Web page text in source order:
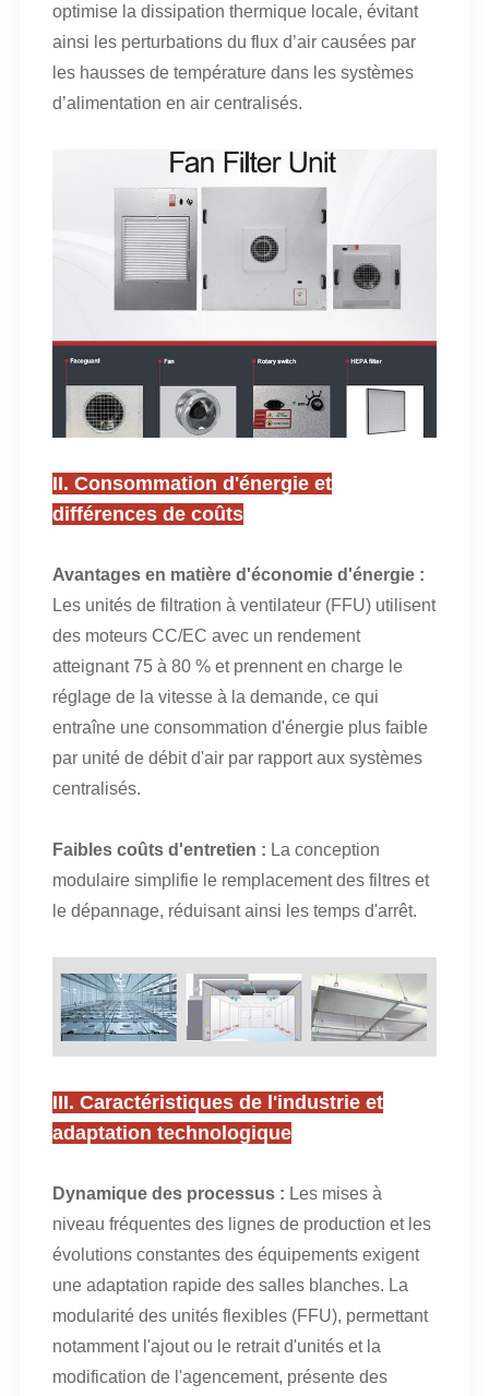
optimise la dissipation thermique locale, évitant
ainsi les perturbations du flux d’air causées par
les hausses de température dans les systèmes
d’alimentation en air centralisés.
II. Consommation d'énergie et
différences de coûts
Avantages en matière d'économie d'énergie :
Les unités de filtration à ventilateur (FFU) utilisent
des moteurs CC/EC avec un rendement
atteignant 75 à 80 % et prennent en charge le
réglage de la vitesse à la demande, ce qui
entraîne une consommation d'énergie plus faible
par unité de débit d'air par rapport aux systèmes
centralisés.
Faibles coûts d'entretien : La conception
modulaire simplifie le remplacement des filtres et
le dépannage, réduisant ainsi les temps d'arrêt.
III. Caractéristiques de l'industrie et
adaptation technologique
Dynamique des processus : Les mises à
niveau fréquentes des lignes de production et les
évolutions constantes des équipements exigent
une adaptation rapide des salles blanches. La
modularité des unités flexibles (FFU), permettant
notamment l'ajout ou le retrait d'unités et la
modification de l'agencement, présente des